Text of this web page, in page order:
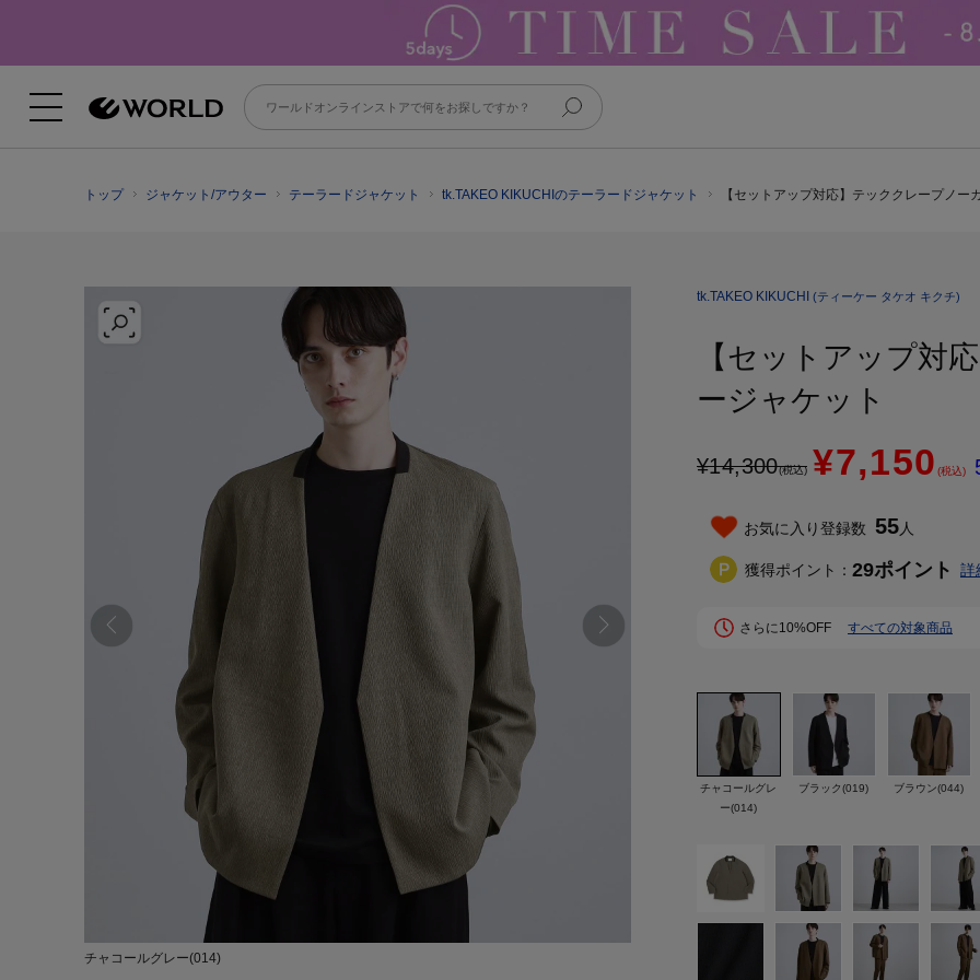
トップ ジャケット/アウター テーラードジャケット tk.TAKEO KIKUCHIのテーラードジャケット 【セットアップ対応】テッククレープノー
チャコールグレー(014)
tk.TAKEO KIKUCHI (ティーケー タケオ キクチ)
【セットアップ対
ージャケット
¥14,300(税込) ¥7,150(税込)
お気に入り登録数 55人
獲得ポイント： 29ポイント 詳
さらに10%OFF すべての対象商品
チャコールグレ
ー(014)
ブラック(019) ブラウン(044)